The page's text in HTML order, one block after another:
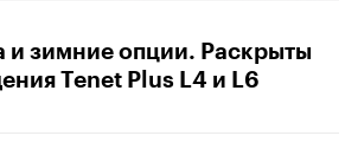
и зимние опции. Раскрыты
Tenet Plus L4 и L6